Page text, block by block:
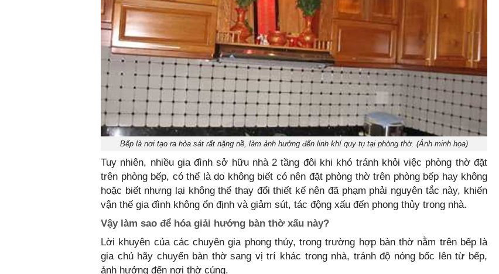
Bếp là nơi tạo ra hỏa sát rất nặng nề, làm ảnh hưởng đến linh khí quy tụ tại phòng thờ. (Ảnh minh họa)
Tuy nhiên, nhiều gia đình sở hữu nhà 2 tầng đôi khi khó tránh khỏi việc phòng thờ đặt
trên phòng bếp, có thể là do không biết có nên đặt phòng thờ trên phòng bếp hay không
hoặc biết nhưng lại không thể thay đổi thiết kế nên đã phạm phải nguyên tắc này, khiến
vận thế gia đình không ổn định và giảm sút, tác động xấu đến phong thủy trong nhà.
Vậy làm sao để hóa giải hướng bàn thờ xấu này?
Lời khuyên của các chuyên gia phong thủy, trong trường hợp bàn thờ nằm trên bếp là
gia chủ hãy chuyển bàn thờ sang vị trí khác trong nhà, tránh độ nóng bốc lên từ bếp,
ảnh hưởng đến nơi thờ cúng.